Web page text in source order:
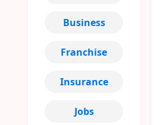
Business
Franchise
Insurance
Jobs